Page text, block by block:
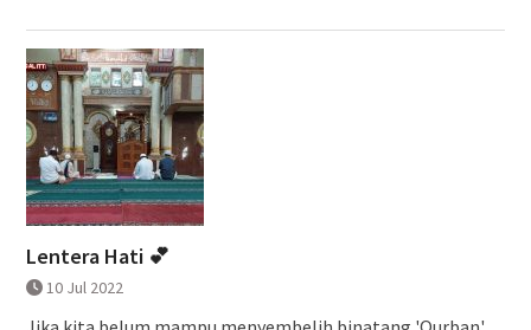
Lentera Hati 💕
10 Jul 2022